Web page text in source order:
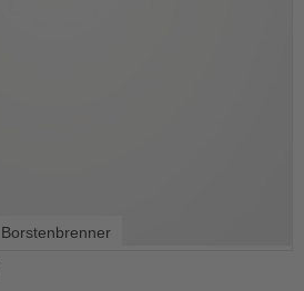
Borstenbrenner